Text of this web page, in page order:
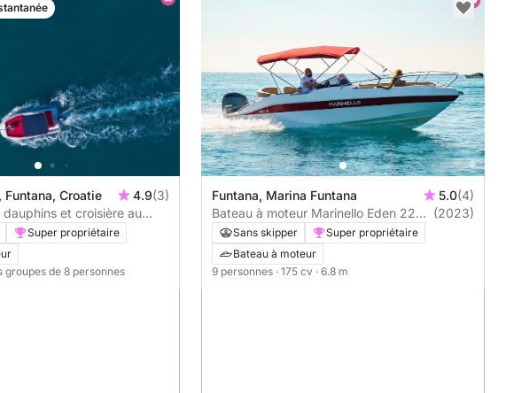
Funtana, Croatie 4.9(3)
et croisière au
Super propriétaire
groupes de 8 personnes
Funtana, Marina Funtana 5.0(4)
Bateau à moteur Marinello Eden 22
175cv
(2023)
Sans skipper
Super propriétaire
Bateau à moteur
9 personnes · 175 cv · 6.8 m